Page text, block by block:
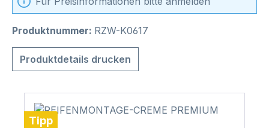
Produktnummer: RZW-K0617
Produktdetails drucken
Tipp